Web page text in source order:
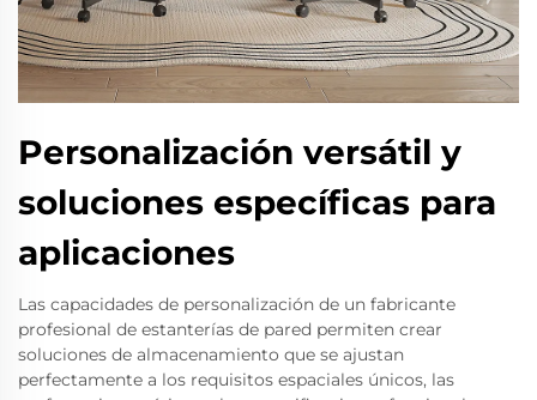
Personalización versátil y
soluciones específicas para
aplicaciones
Las capacidades de personalización de un fabricante
profesional de estanterías de pared permiten crear
soluciones de almacenamiento que se ajustan
perfectamente a los requisitos espaciales únicos, las